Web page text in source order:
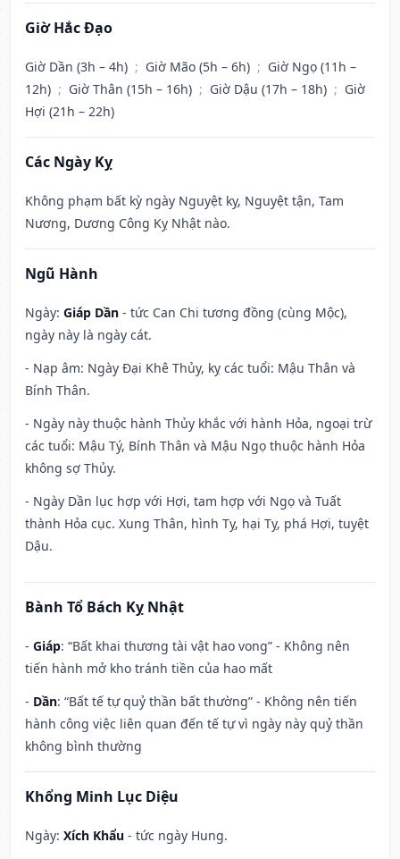
Giờ Hắc Đạo
Giờ Dần (3h – 4h) ; Giờ Mão (5h – 6h) ; Giờ Ngọ (11h –
12h) ; Giờ Thân (15h – 16h) ; Giờ Dậu (17h – 18h) ; Giờ
Hợi (21h – 22h)
Các Ngày Kỵ
Không phạm bất kỳ ngày Nguyệt kỵ, Nguyệt tận, Tam
Nương, Dương Công Kỵ Nhật nào.
Ngũ Hành
Ngày: Giáp Dần - tức Can Chi tương đồng (cùng Mộc),
ngày này là ngày cát.
- Nạp âm: Ngày Đại Khê Thủy, kỵ các tuổi: Mậu Thân và
Bính Thân.
- Ngày này thuộc hành Thủy khắc với hành Hỏa, ngoại trừ
các tuổi: Mậu Tý, Bính Thân và Mậu Ngọ thuộc hành Hỏa
không sợ Thủy.
- Ngày Dần lục hợp với Hợi, tam hợp với Ngọ và Tuất
thành Hỏa cục. Xung Thân, hình Tỵ, hại Tỵ, phá Hợi, tuyệt
Dậu.
Bành Tổ Bách Kỵ Nhật
- Giáp: “Bất khai thương tài vật hao vong” - Không nên
tiến hành mở kho tránh tiền của hao mất
- Dần: “Bất tế tự quỷ thần bất thường” - Không nên tiến
hành công việc liên quan đến tế tự vì ngày này quỷ thần
không bình thường
Khổng Minh Lục Diệu
Ngày: Xích Khẩu - tức ngày Hung.